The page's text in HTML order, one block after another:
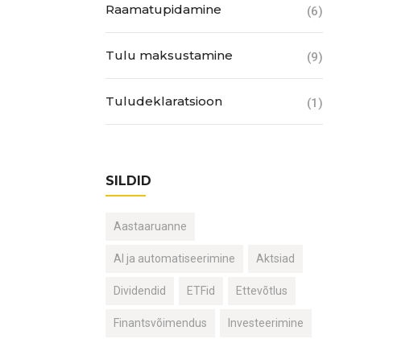
Raamatupidamine (6)
Tulu maksustamine (9)
Tuludeklaratsioon (1)
SILDID
Aastaaruanne
AI ja automatiseerimine Aktsiad
Dividendid ETFid Ettevõtlus
Finantsvõimendus Investeerimine